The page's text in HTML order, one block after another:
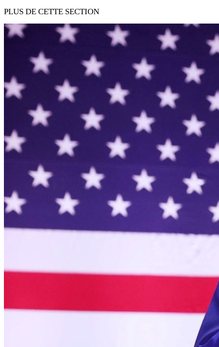
PLUS DE CETTE SECTION